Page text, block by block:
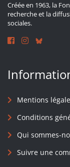
Créée en 1963, la
recherche et la
sociales.
Mentions
Conditions
Qui sommes-
Suivre une